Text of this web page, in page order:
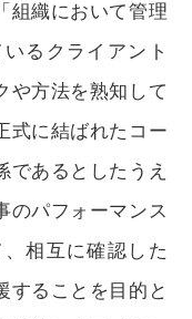
組織において管理
るクライアント
や方法を熟知して
式に結ばれたコー
であるとしたうえ
のパフォーマンス
相互に確認した
することを目的と